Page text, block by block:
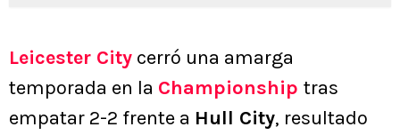
Leicester City cerró una amarga
temporada en la Championship tras
empatar 2-2 frente a Hull City, resultado